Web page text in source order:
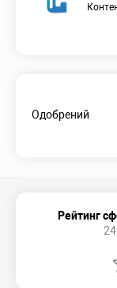
Одобрений
Рейтинг